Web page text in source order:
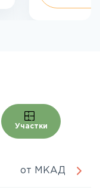
Участки
от МКАД